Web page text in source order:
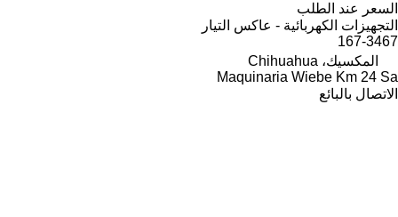
السعر عند الطلب
التجهيزات الكهربائية - عاكس التيار
167-3467
المكسيك، Chihuahua
Maquinaria Wiebe Km 24 Sa
الاتصال بالبائع